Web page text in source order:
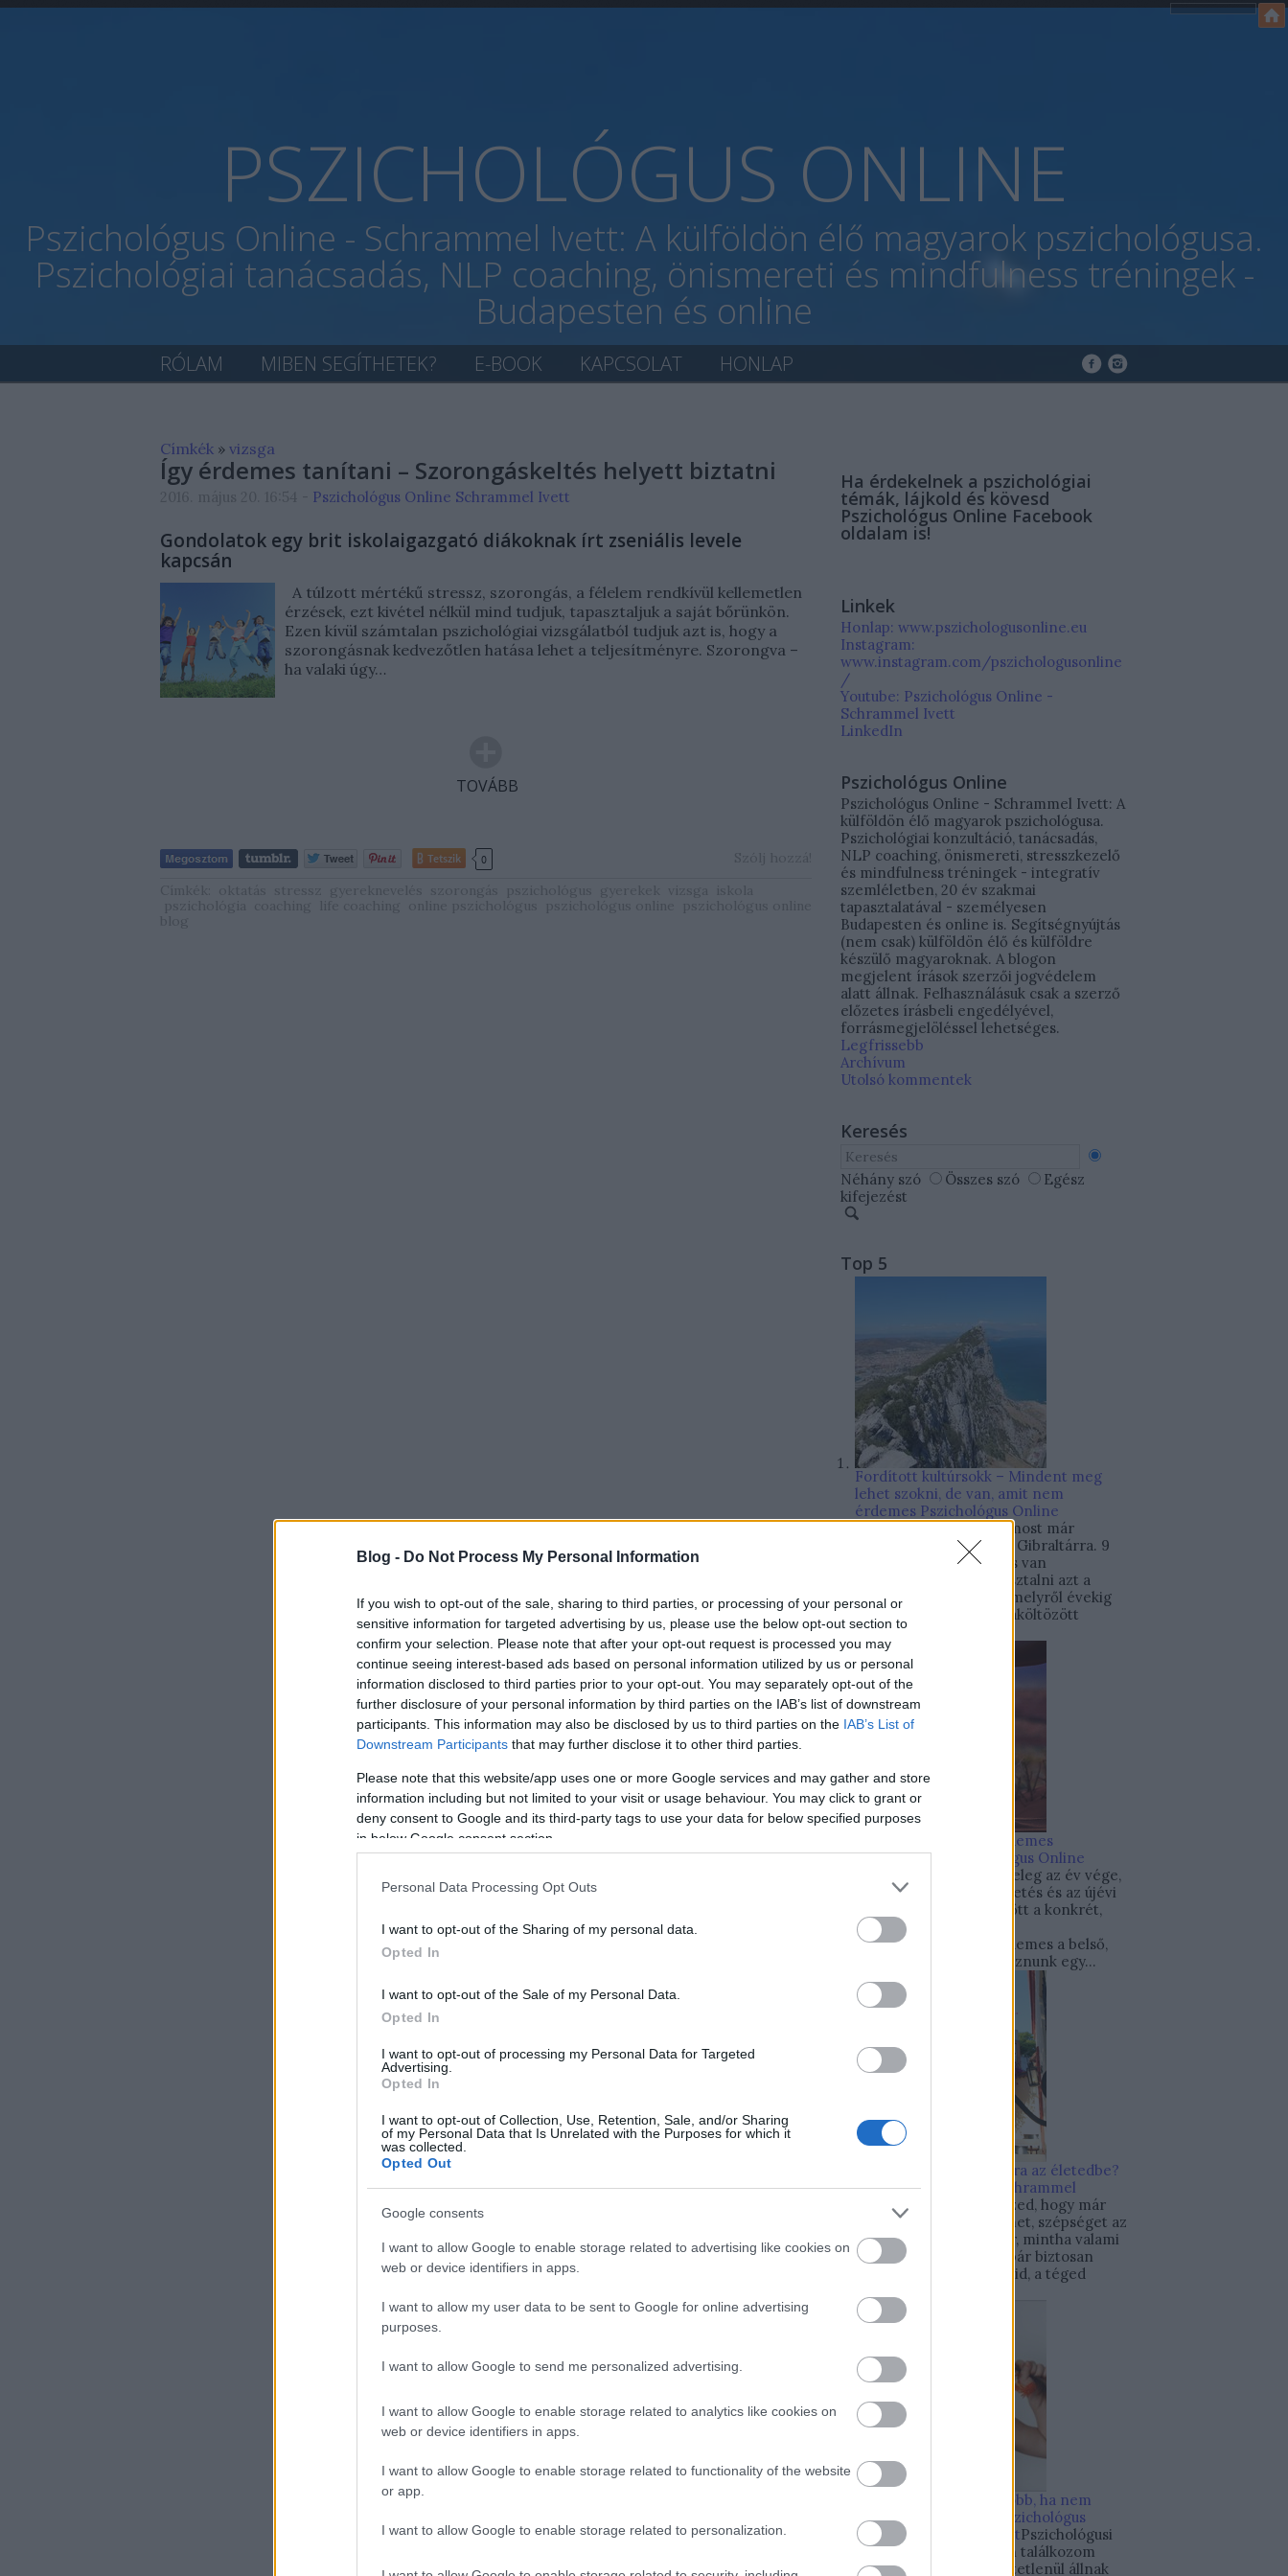
Blog - Do Not Process My Personal Information
If you wish to opt-out of the sale, sharing to third parties, or processing of your personal or
sensitive information for targeted advertising by us, please use the below opt-out section to
confirm your selection. Please note that after your opt-out request is processed you may
continue seeing interest-based ads based on personal information utilized by us or personal
information disclosed to third parties prior to your opt-out. You may separately opt-out of the
further disclosure of your personal information by third parties on the IAB’s list of downstream
participants. This information may also be disclosed by us to third parties on the IAB’s List of
Downstream Participants that may further disclose it to other third parties.
Please note that this website/app uses one or more Google services and may gather and store
information including but not limited to your visit or usage behaviour. You may click to grant or
deny consent to Google and its third-party tags to use your data for below specified purposes
in below Google consent section.
Personal Data Processing Opt Outs
I want to opt-out of the Sharing of my personal data.
Opted In
I want to opt-out of the Sale of my Personal Data.
Opted In
I want to opt-out of processing my Personal Data for Targeted
Advertising.
Opted In
I want to opt-out of Collection, Use, Retention, Sale, and/or Sharing
of my Personal Data that Is Unrelated with the Purposes for which it
was collected.
Opted Out
Google consents
I want to allow Google to enable storage related to advertising like cookies on
web or device identifiers in apps.
I want to allow my user data to be sent to Google for online advertising
purposes.
I want to allow Google to send me personalized advertising.
I want to allow Google to enable storage related to analytics like cookies on
web or device identifiers in apps.
I want to allow Google to enable storage related to functionality of the website
or app.
I want to allow Google to enable storage related to personalization.
PSZICHOLÓGUS ONLINE
Pszichológus Online - Schrammel Ivett: A külföldön élő magyarok pszichológusa.
Pszichológiai tanácsadás, NLP coaching, önismereti és mindfulness tréningek -
Budapesten és online
RÓLAM MIBEN SEGÍTHETEK? E-BOOK KAPCSOLAT HONLAP
Címkék » vizsga
Így érdemes tanítani – Szorongáskeltés helyett biztatni
Pszichológus Online Schrammel Ivett
Gondolatok egy brit iskolaigazgató diákoknak írt zseniális levele
kapcsán
A túlzott mértékű stressz, szorongás, a félelem rendkívül kellemetlen
érzések, ezt kivétel nélkül mind tudjuk, tapasztaljuk a saját bőrünkön.
Ezen kívül számtalan pszichológiai vizsgálatból tudjuk azt is, hogy a
szorongásnak kedvezőtlen hatása lehet a teljesítményre. Szorongva –
ha valaki úgy…
TOVÁBB
Tetszik 0
Ha érdekelnek a pszichológiai
témák, lájkold és kövesd
Pszichológus Online Facebook
oldalam is!
Linkek
Honlap: www.pszichologusonline.eu
Instagram:
www.instagram.com/pszichologusonline
/
Youtube: Pszichológus Online -
Schrammel Ivett
LinkedIn
Pszichológus Online
Pszichológus Online - Schrammel Ivett: A
külföldön élő magyarok pszichológusa.
Pszichológiai konzultáció, tanácsadás,
NLP coaching, önismereti, stresszkezelő
és mindfulness tréningek - integratív
szemléletben, 20 év szakmai
tapasztalatával - személyesen
Budapesten és online is. Segítségnyújtás
(nem csak) külföldön élő és külföldre
készülő magyaroknak. A blogon
megjelent írások szerzői jogvédelem
alatt állnak. Felhasználásuk csak a szerző
előzetes írásbeli engedélyével,
forrásmegjelöléssel lehetséges.
Legfrissebb
Archívum
Utolsó kommentek
Keresés
Néhány szó Összes szó
Egész
kifejezést
Top 5
Fordított kultúrsokk – Mindent meg
lehet szokni, de van, amit nem
érdemes Pszichológus Online
Schrammel IvettIgen, most már
publikus: hazaköltözöm Gibraltárra. 9
hónapja személyesen is van
lehetőségem megtapasztalni azt a
fordított kultúrsokkot, melyről évekig
külföldön élt, majd hazaköltözött
klienseim...
Néhány dolog, amit érdemes
elengedned.
Pszichológus Online
Közeleg az év vége,
sokak számára a számvetés és az újévi
fogadalmak ideje. Mielőtt a konkrét,
kézzelfogható célokra
összpontosítanánk, érdemes a belső,
lelki célokkal is foglalkoznunk egy...
Hogyan szeress bele újra az életedbe?
Pszichológus Online Schrammel
Néha talán úgy érzed, hogy már
nem találsz annyi örömet, szépséget az
életedben, mint egykor, mintha valami
megváltozott volna. S bár biztosan
változtak a körülményeid, a téged
10 nevelési hiba, amit jobb, ha nem
követsz el szülőként
Pszichológus
Online Schrammel IvettPszichológusi
munkám során gyakran találkozom
olyan szülőkkel, akik értetlenül állnak